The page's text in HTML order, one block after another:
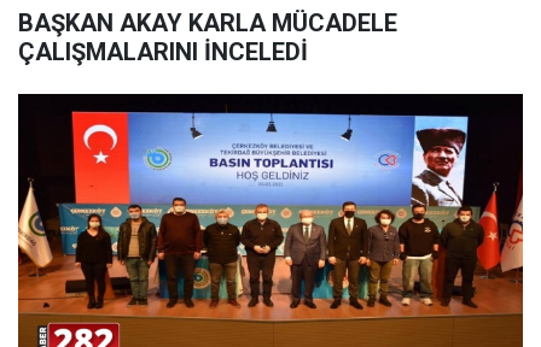
BAŞKAN AKAY KARLA MÜCADELE
ÇALIŞMALARINI İNCELEDİ